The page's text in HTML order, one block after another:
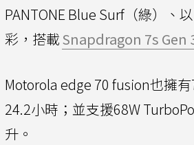
PANTONE Blue Surf（綠）、
彩，搭載Snapdragon 7s Gen
Motorola edge 70 fusion也擁
24.2小時；並支援68W
升。